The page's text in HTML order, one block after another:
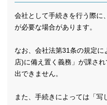
会社として手続きを行う際に
が必要な場合があります。
なお、会社法第31条の規定
店)に備え置く義務」が課さ
出できません。
また、手続きによっては「写